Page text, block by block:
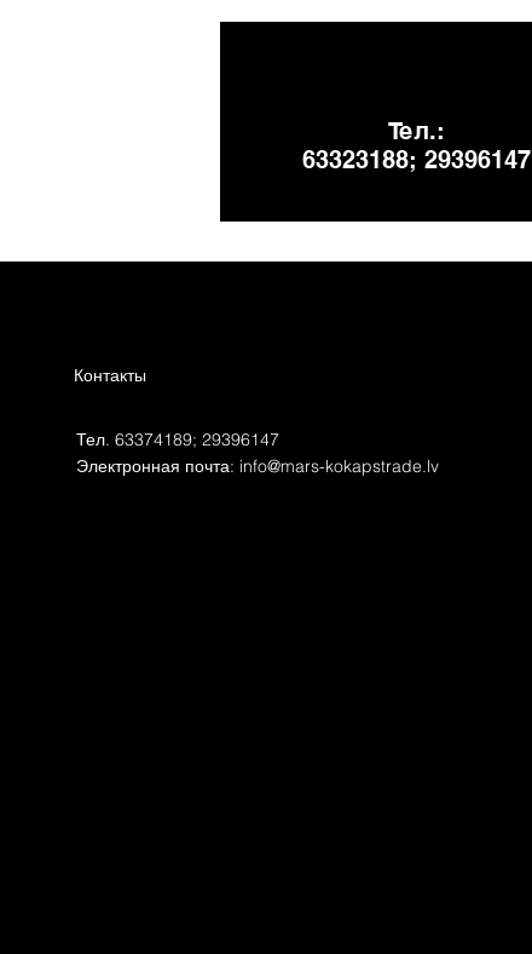
Тел.:
63323188; 29396147
Контакты
Тел. 63374189; 29396147
Электронная почта: info@mars-kokapstrade.lv